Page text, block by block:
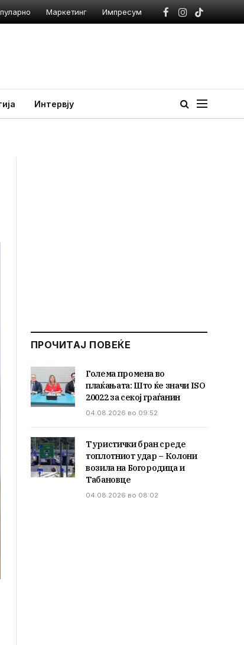
Маркетинг Импресум
Facebook
Instagram
TikTok
Интервју
ПРОЧИТАЈ ПОВЕЌЕ
Голема промена во
плаќањата: Што ќе значи ISO
20022 за секој граѓанин
04.08.2026 во 09:52
Туристички бран среде
топлотниот удар – Колони
возила на Богородица и
Табановце
04.08.2026 во 08:02